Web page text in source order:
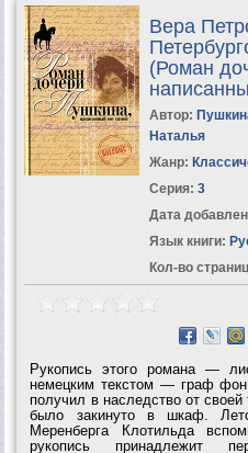
Вера
(Роман
Автор:
Наталья
Жанр:
Серия: 3
Дата
Язык книги:
Кол-во
Рукопись этого романа —
немецким текстом — граф фон
получил в наследство от
было закинуто в шкаф.
Меренберга Клотильда
рукопись принадлежит